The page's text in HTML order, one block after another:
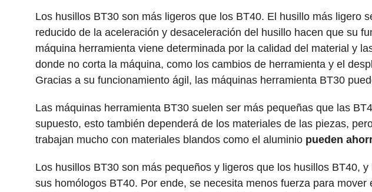
Los husillos BT30 son más ligeros que los BT40. El husillo más ligero
reducido de la aceleración y desaceleración del husillo hacen que su
máquina herramienta viene determinada por la calidad del material y
donde no corta la máquina, como los cambios de herramienta y el
Gracias a su funcionamiento ágil, las máquinas herramienta BT30
Las máquinas herramienta BT30 suelen ser más pequeñas que las
supuesto, esto también dependerá de los materiales de las piezas,
trabajan mucho con materiales blandos como el aluminio pueden
Los husillos BT30 son más pequeños y ligeros que los husillos BT40,
sus homólogos BT40. Por ende, se necesita menos fuerza para